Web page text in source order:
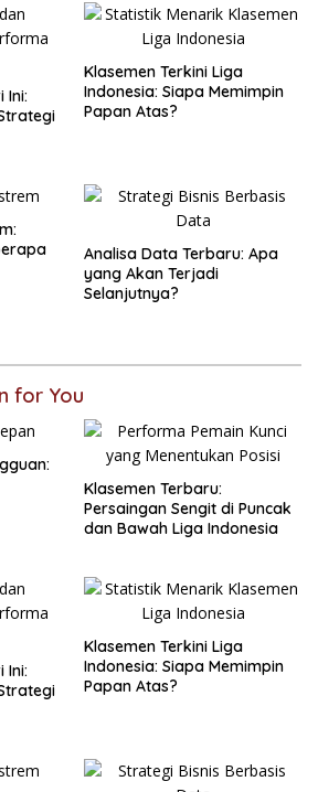
Ini:
Klasemen Terkini Liga
Indonesia: Siapa Memimpin
Papan Atas?
Analisa Data Terbaru: Apa
yang Akan Terjadi
Selanjutnya?
for You
Klasemen Terbaru:
Persaingan Sengit di Puncak
dan Bawah Liga Indonesia
Ini:
Klasemen Terkini Liga
Indonesia: Siapa Memimpin
Papan Atas?